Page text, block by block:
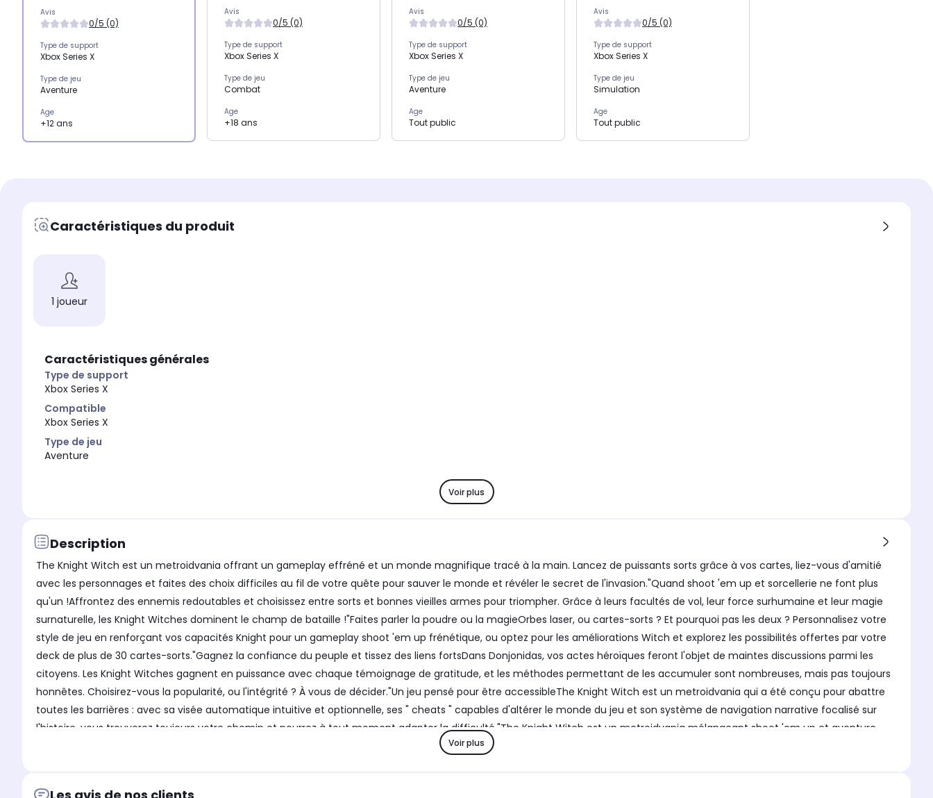
Avis
0/5 (0)
Type de support
Xbox Series X
Type de jeu
Aventure
Age
+12 ans
Avis
0/5 (0)
Type de support
Xbox Series X
Type de jeu
Combat
Age
+18 ans
Avis
0/5 (0)
Type de support
Xbox Series X
Type de jeu
Aventure
Age
Tout public
Avis
0/5 (0)
Type de support
Xbox Series X
Type de jeu
Simulation
Age
Tout public
Caractéristiques du produit
1 joueur
Caractéristiques générales
Type de support
Xbox Series X
Compatible
Xbox Series X
Type de jeu
Aventure
Voir plus
Description
The Knight Witch est un metroidvania offrant un gameplay effréné et un monde magnifique tracé à la main. Lancez de puissants sorts grâce à vos cartes, liez-vous d'amitié
avec les personnages et faites des choix difficiles au fil de votre quête pour sauver le monde et révéler le secret de l'invasion."Quand shoot 'em up et sorcellerie ne font plus
qu'un !Affrontez des ennemis redoutables et choisissez entre sorts et bonnes vieilles armes pour triompher. Grâce à leurs facultés de vol, leur force surhumaine et leur magie
surnaturelle, les Knight Witches dominent le champ de bataille !"Faites parler la poudre ou la magieOrbes laser, ou cartes-sorts ? Et pourquoi pas les deux ? Personnalisez votre
style de jeu en renforçant vos capacités Knight pour un gameplay shoot 'em up frénétique, ou optez pour les améliorations Witch et explorez les possibilités offertes par votre
deck de plus de 30 cartes-sorts."Gagnez la confiance du peuple et tissez des liens fortsDans Donjonidas, vos actes héroïques feront l'objet de maintes discussions parmi les
citoyens. Les Knight Witches gagnent en puissance avec chaque témoignage de gratitude, et les méthodes permettant de les accumuler sont nombreuses, mais pas toujours
honnêtes. Choisirez-vous la popularité, ou l'intégrité ? À vous de décider."Un jeu pensé pour être accessibleThe Knight Witch est un metroidvania qui a été conçu pour abattre
toutes les barrières : avec sa visée automatique intuitive et optionnelle, ses " cheats " capables d'altérer le monde du jeu et son système de navigation narrative focalisé sur
l'histoire, vous trouverez toujours votre chemin et pourrez à tout moment adapter la difficulté."The Knight Witch est un metroidvania mélangeant shoot 'em up et aventure
créé pour nous rappeler combien il est important de dire merci."Sorcellerie à la shoot 'em up !Affrontez de terribles ennemis et abattez-les en exploitant avec ruse votre magie
Voir plus